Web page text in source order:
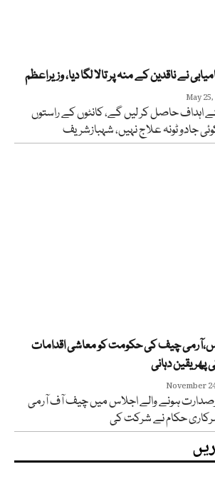
نے ناقدین کے منہ پر تالا لگا دیا، وزیراعظم
May
اہداف حاصل کر لیں گے، کانٹوں کے راستوں
جادو ٹونہ علاج نہیں، شہبازشریف
چیف کی حکومت کو معاشی اقدامات
یقین دہانی
November
ہونے والے اجلاس میں چیف آف آرمی
سرکاری حکام نے شرکت کی